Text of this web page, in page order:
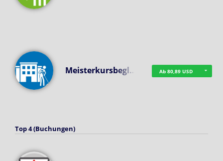
Meisterkursbegl… Ab 80,89 USD
Top 4 (Buchungen)